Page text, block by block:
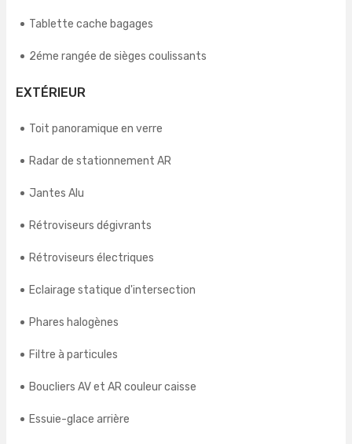
Tablette cache bagages
2éme rangée de sièges coulissants
EXTÉRIEUR
Toit panoramique en verre
Radar de stationnement AR
Jantes Alu
Rétroviseurs dégivrants
Rétroviseurs électriques
Eclairage statique d'intersection
Phares halogènes
Filtre à particules
Boucliers AV et AR couleur caisse
Essuie-glace arrière